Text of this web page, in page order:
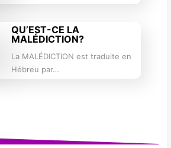
QU’EST-CE LA
MALÉDICTION?
La MALÉDICTION est traduite en
Hébreu par…